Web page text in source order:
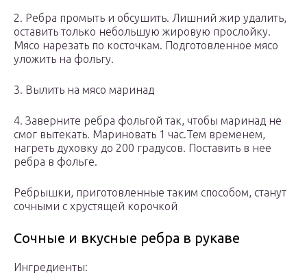
2. Ребра промыть и обсушить. Лишний жир удалить,
оставить только небольшую жировую прослойку.
Мясо нарезать по косточкам. Подготовленное мясо
уложить на фольгу.
3. Вылить на мясо маринад
4. Заверните ребра фольгой так, чтобы маринад не
смог вытекать. Мариновать 1 час.Тем временем,
нагреть духовку до 200 градусов. Поставить в нее
ребра в фольге.
Ребрышки, приготовленные таким способом, станут
сочными с хрустящей корочкой
Сочные и вкусные ребра в рукаве
Ингредиенты: